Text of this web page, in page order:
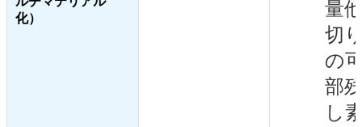
化）
量
切
の
部
し